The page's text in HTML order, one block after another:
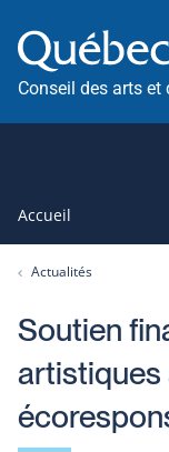
au
contenu
Conseil des arts et
Accueil
Actualités
Soutien
artistiques